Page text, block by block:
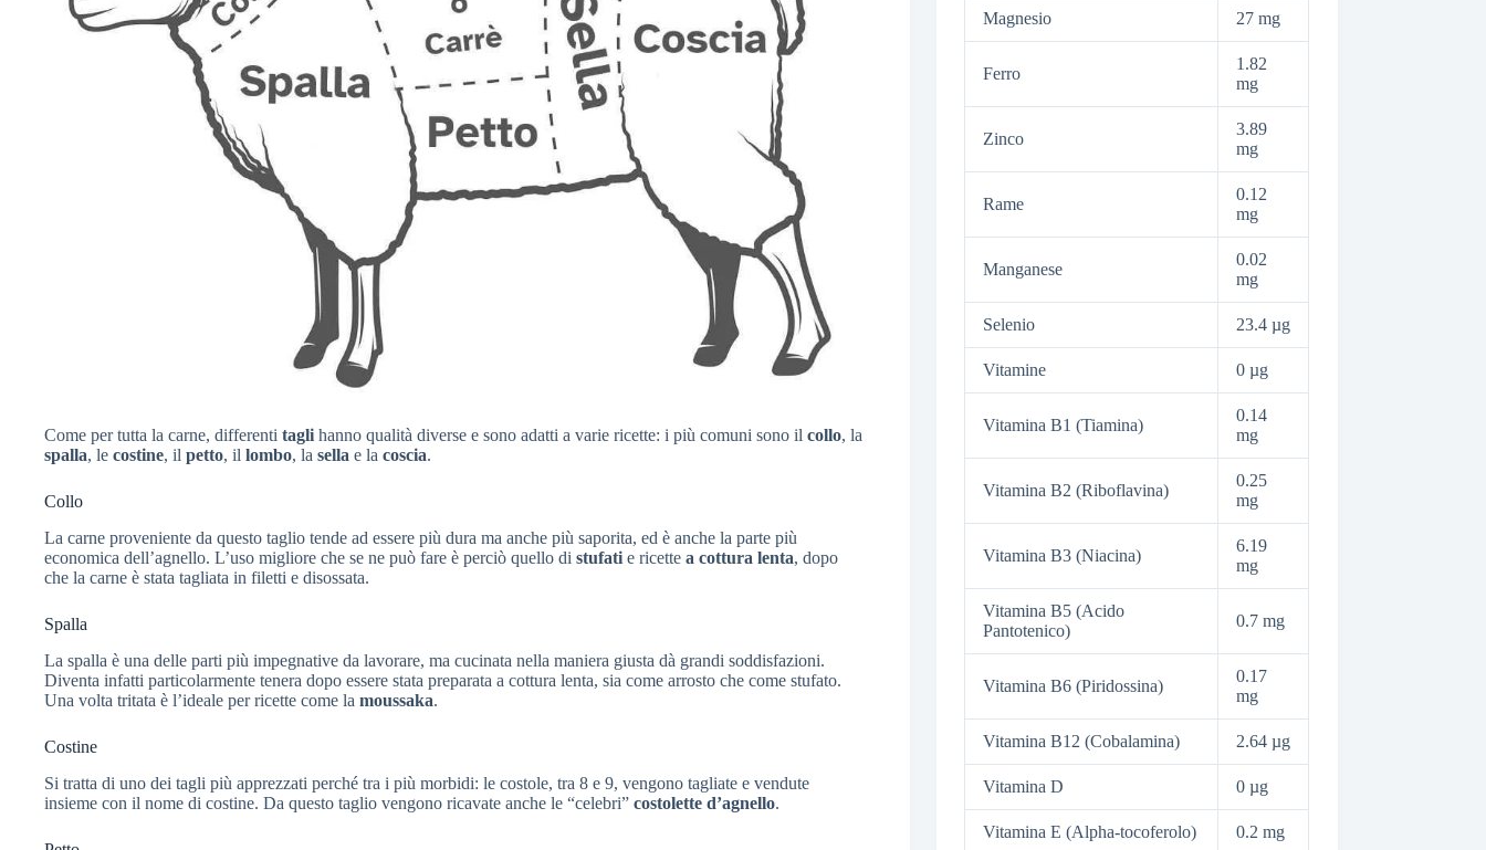
Come per tutta la carne, differenti tagli hanno qualità diverse e sono adatti a varie ricette: i più comuni sono il collo, la
spalla, le costine, il petto, il lombo, la sella e la coscia.
Collo
La carne proveniente da questo taglio tende ad essere più dura ma anche più saporita, ed è anche la parte più
economica dell’agnello. L’uso migliore che se ne può fare è perciò quello di stufati e ricette a cottura lenta, dopo
che la carne è stata tagliata in filetti e disossata.
Spalla
La spalla è una delle parti più impegnative da lavorare, ma cucinata nella maniera giusta dà grandi soddisfazioni.
Diventa infatti particolarmente tenera dopo essere stata preparata a cottura lenta, sia come arrosto che come stufato.
Una volta tritata è l’ideale per ricette come la moussaka.
Costine
Si tratta di uno dei tagli più apprezzati perché tra i più morbidi: le costole, tra 8 e 9, vengono tagliate e vendute
insieme con il nome di costine. Da questo taglio vengono ricavate anche le “celebri” costolette d’agnello.
Magnesio 27 mg
Ferro
1.82
mg
Zinco
3.89
mg
Rame
0.12
mg
Manganese
0.02
mg
Selenio 23.4 µg
Vitamine 0 µg
Vitamina B1 (Tiamina)
0.14
mg
Vitamina B2 (Riboflavina)
0.25
mg
Vitamina B3 (Niacina)
6.19
mg
Vitamina B5 (Acido
Pantotenico)
0.7 mg
Vitamina B6 (Piridossina)
0.17
mg
Vitamina B12 (Cobalamina) 2.64 µg
Vitamina D 0 µg
Vitamina E (Alpha-tocoferolo) 0.2 mg